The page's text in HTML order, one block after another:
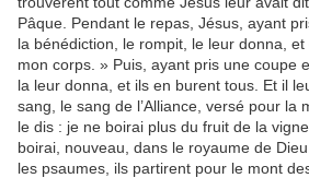
Pâque. Pendant le repas, Jésus, ayant
la bénédiction, le rompit, le leur donna,
mon corps. » Puis, ayant pris une coupe
la leur donna, et ils en burent tous. Et il
sang, le sang de l’Alliance, versé pour la
le dis : je ne boirai plus du fruit de la
boirai, nouveau, dans le royaume de
les psaumes, ils partirent pour le mont